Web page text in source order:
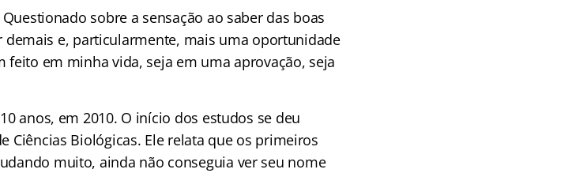
sobre a sensação ao saber das boas
demais e, particularmente, mais uma oportunidade
feito em minha vida, seja em uma aprovação, seja
anos, em 2010. O início dos estudos se deu
Ciências Biológicas. Ele relata que os primeiros
muito, ainda não conseguia ver seu nome